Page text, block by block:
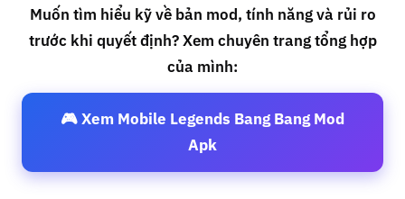
Muốn tìm hiểu kỹ về bản mod, tính năng và rủi ro
trước khi quyết định? Xem chuyên trang tổng hợp
của mình:
🎮 Xem Mobile Legends Bang Bang Mod
Apk